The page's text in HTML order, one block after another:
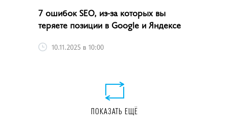
7 ошибок SEO, из-за которых вы
теряете позиции в Google и Яндексе
10.11.2025 в 10:00
ПОКАЗАТЬ ЕЩЁ